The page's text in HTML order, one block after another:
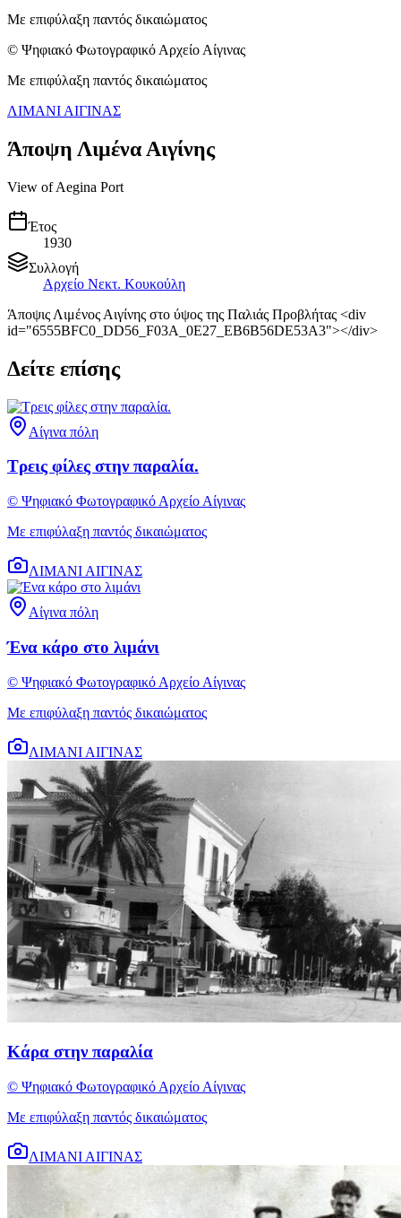
Με επιφύλαξη παντός δικαιώματος
© Ψηφιακό Φωτογραφικό Αρχείο Αίγινας
Με επιφύλαξη παντός δικαιώματος
ΛΙΜΑΝΙ ΑΙΓΙΝΑΣ
Άποψη Λιμένα Αιγίνης
View of Aegina Port
Έτος
1930
Συλλογή
Αρχείο Νεκτ. Κουκούλη
Άποψις Λιμένος Αιγίνης στο ύψος της Παλιάς Προβλήτας <div
id="6555BFC0_DD56_F03A_0E27_EB6B56DE53A3"></div>
Δείτε επίσης
Αίγινα πόλη
Τρεις φίλες στην παραλία.
© Ψηφιακό Φωτογραφικό Αρχείο Αίγινας
Με επιφύλαξη παντός δικαιώματος
ΛΙΜΑΝΙ ΑΙΓΙΝΑΣ
Αίγινα πόλη
Ένα κάρο στο λιμάνι
© Ψηφιακό Φωτογραφικό Αρχείο Αίγινας
Με επιφύλαξη παντός δικαιώματος
ΛΙΜΑΝΙ ΑΙΓΙΝΑΣ
Κάρα στην παραλία
© Ψηφιακό Φωτογραφικό Αρχείο Αίγινας
Με επιφύλαξη παντός δικαιώματος
ΛΙΜΑΝΙ ΑΙΓΙΝΑΣ